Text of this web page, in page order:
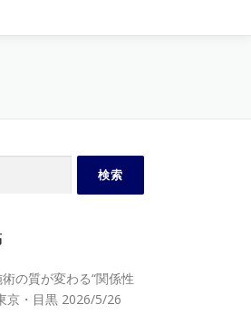
の質が変わる“関係性
京・目黒 2026/5/26